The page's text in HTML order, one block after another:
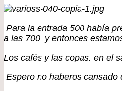
Para la entrada 500 había
a las 700, y entonces
Los cafés y las copas, en el
Espero no haberos cansado